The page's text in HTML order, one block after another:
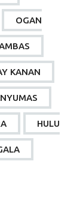
OGAN
KANAN
HULU